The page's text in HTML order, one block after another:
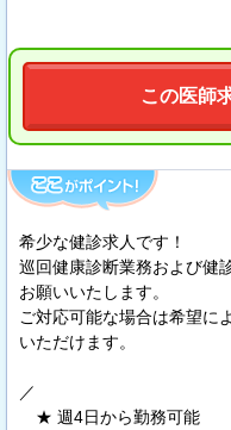
この医師
希少な健診求人です！
巡回健康診断業務および健
お願いいたします。
ご対応可能な場合は希望に
いただけます。
／
★ 週4日から勤務可能